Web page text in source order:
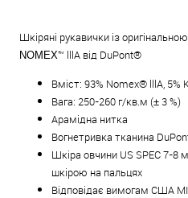
Шкіряні рукавички із
ΝΟΜΕΧ™ lllA від DuPont®
Вміст: 93% Nomex® lllA, 5%
Вага: 250-260 г/кв.м (± 3 %)
Арамідна нитка
Вогнетривка тканина
Шкіра овчини US SPEC 7-8
шкірою на пальцях
Відповідає вимогам США